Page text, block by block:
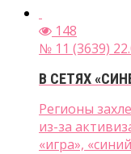
148
№ 11 (3639)
В СЕТЯХ
Регионы
из-за
«игра»,